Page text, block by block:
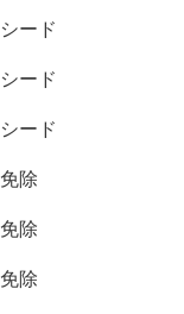
シード
シード
シード
免除
免除
免除